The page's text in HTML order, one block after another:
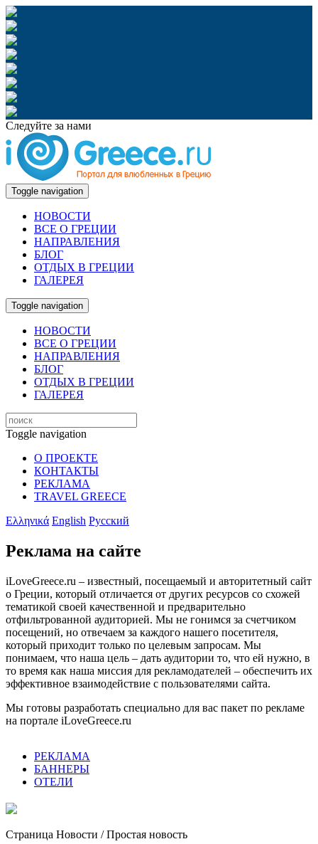
Следуйте за нами
Toggle navigation
НОВОСТИ
ВСЕ О ГРЕЦИИ
НАПРАВЛЕНИЯ
БЛОГ
ОТДЫХ В ГРЕЦИИ
ГАЛЕРЕЯ
Toggle navigation
НОВОСТИ
ВСЕ О ГРЕЦИИ
НАПРАВЛЕНИЯ
БЛОГ
ОТДЫХ В ГРЕЦИИ
ГАЛЕРЕЯ
Toggle navigation
О ПРОЕКТЕ
КОНТАКТЫ
РЕКЛАМА
TRAVEL GREECE
Ελληνικά English Русский
Реклама на сайте
iLoveGreece.ru – известный, посещаемый и авторитетный сайт
о Греции, который отличается от других ресурсов со схожей
тематикой своей качественной и предварительно
отфильтрованной аудиторией. Мы не гонимся за счетчиком
посещений, но отвечаем за каждого нашего посетителя,
который приходит только по целевым запросам. Мы
понимаем, что наша цель – дать аудитории то, что ей нужно, в
то время как наша миссия для рекламодателей – обеспечить их
эффективное взаимодействие с пользователями сайта.
Мы готовы разработать специально для вас пакет по рекламе
на портале iLoveGreece.ru
РЕКЛАМА
БАННЕРЫ
ОТЕЛИ
Страница Новости / Простая новость